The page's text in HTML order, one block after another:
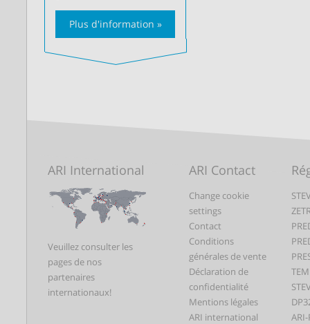
Plus d'information »
ARI International
Veuillez consulter les
pages de nos
partenaires
internationaux!
ARI Contact
Change cookie
settings
Contact
Conditions
générales de vente
Déclaration de
confidentialité
Mentions légales
ARI international